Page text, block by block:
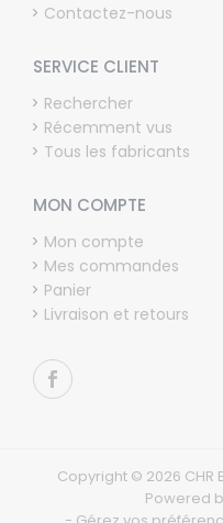
Contactez-nous
SERVICE CLIENT
Rechercher
Récemment vus
Tous les fabricants
MON COMPTE
Mon compte
Mes commandes
Panier
Livraison et retours
Copyright © 2026 CHR
Powered